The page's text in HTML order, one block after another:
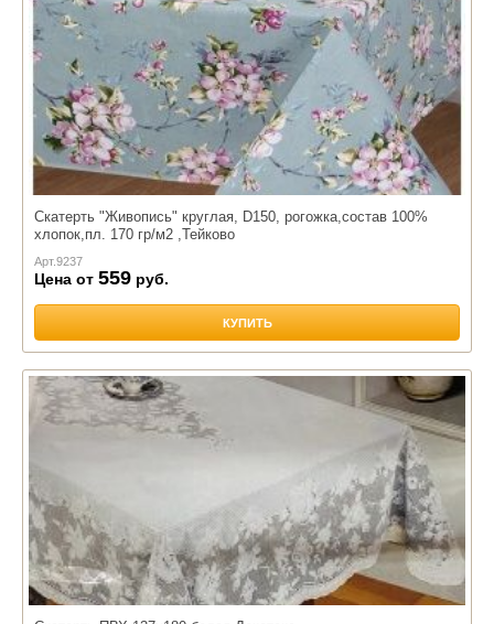
Скатерть "Живопись" круглая, D150, рогожка,состав 100%
хлопок,пл. 170 гр/м2 ,Тейково
Арт.9237
Цена от 559 руб.
КУПИТЬ